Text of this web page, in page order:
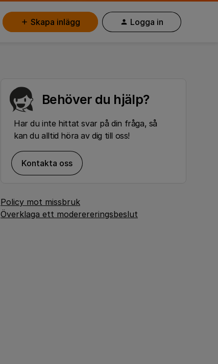
Skapa inlägg Logga in
Behöver du hjälp?
Har du inte hittat svar på din fråga, så
kan du alltid höra av dig till oss!
Kontakta oss
Policy mot missbruk
Överklaga ett moderereringsbeslut